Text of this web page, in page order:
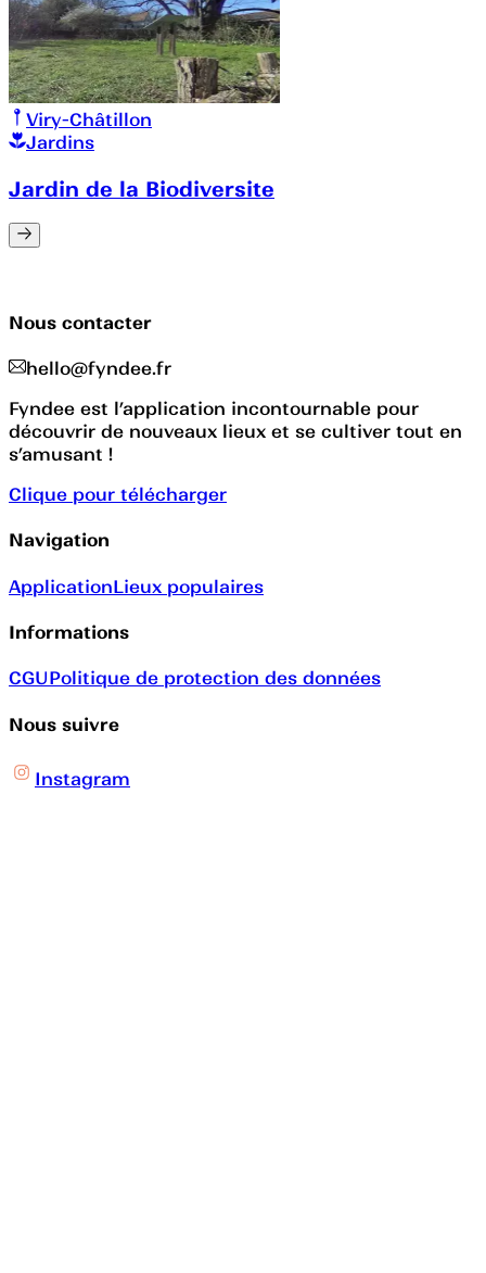
Viry-Châtillon
Jardins
Jardin de la Biodiversite
Nous contacter
hello@fyndee.fr
Fyndee est l’application incontournable pour
découvrir de nouveaux lieux et se cultiver tout en
s’amusant !
Clique pour télécharger
Navigation
ApplicationLieux populaires
Informations
CGUPolitique de protection des données
Nous suivre
Instagram